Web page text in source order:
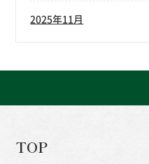
2025年11月
TOP